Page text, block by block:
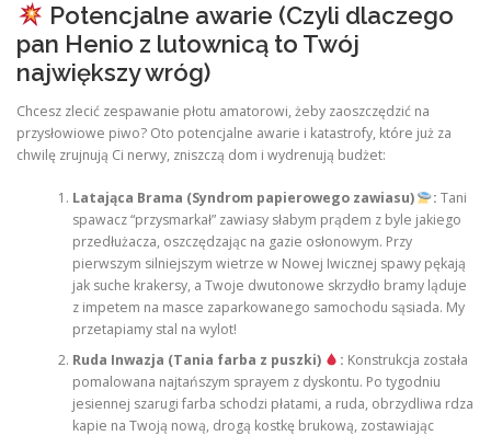
Potencjalne awarie (Czyli dlaczego
pan Henio z lutownicą to Twój
największy wróg)
Chcesz zlecić zespawanie płotu amatorowi, żeby zaoszczędzić na
przysłowiowe piwo? Oto potencjalne awarie i katastrofy, które już za
chwilę zrujnują Ci nerwy, zniszczą dom i wydrenują budżet:
Latająca Brama (Syndrom papierowego zawiasu) : Tani
spawacz “przysmarkał” zawiasy słabym prądem z byle jakiego
przedłużacza, oszczędzając na gazie osłonowym. Przy
pierwszym silniejszym wietrze w Nowej Iwicznej spawy pękają
jak suche krakersy, a Twoje dwutonowe skrzydło bramy ląduje
z impetem na masce zaparkowanego samochodu sąsiada. My
przetapiamy stal na wylot!
Ruda Inwazja (Tania farba z puszki)
: Konstrukcja została
pomalowana najtańszym sprayem z dyskontu. Po tygodniu
jesiennej szarugi farba schodzi płatami, a ruda, obrzydliwa rdza
kapie na Twoją nową, drogą kostkę brukową, zostawiając